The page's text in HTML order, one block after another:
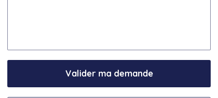
Valider ma demande